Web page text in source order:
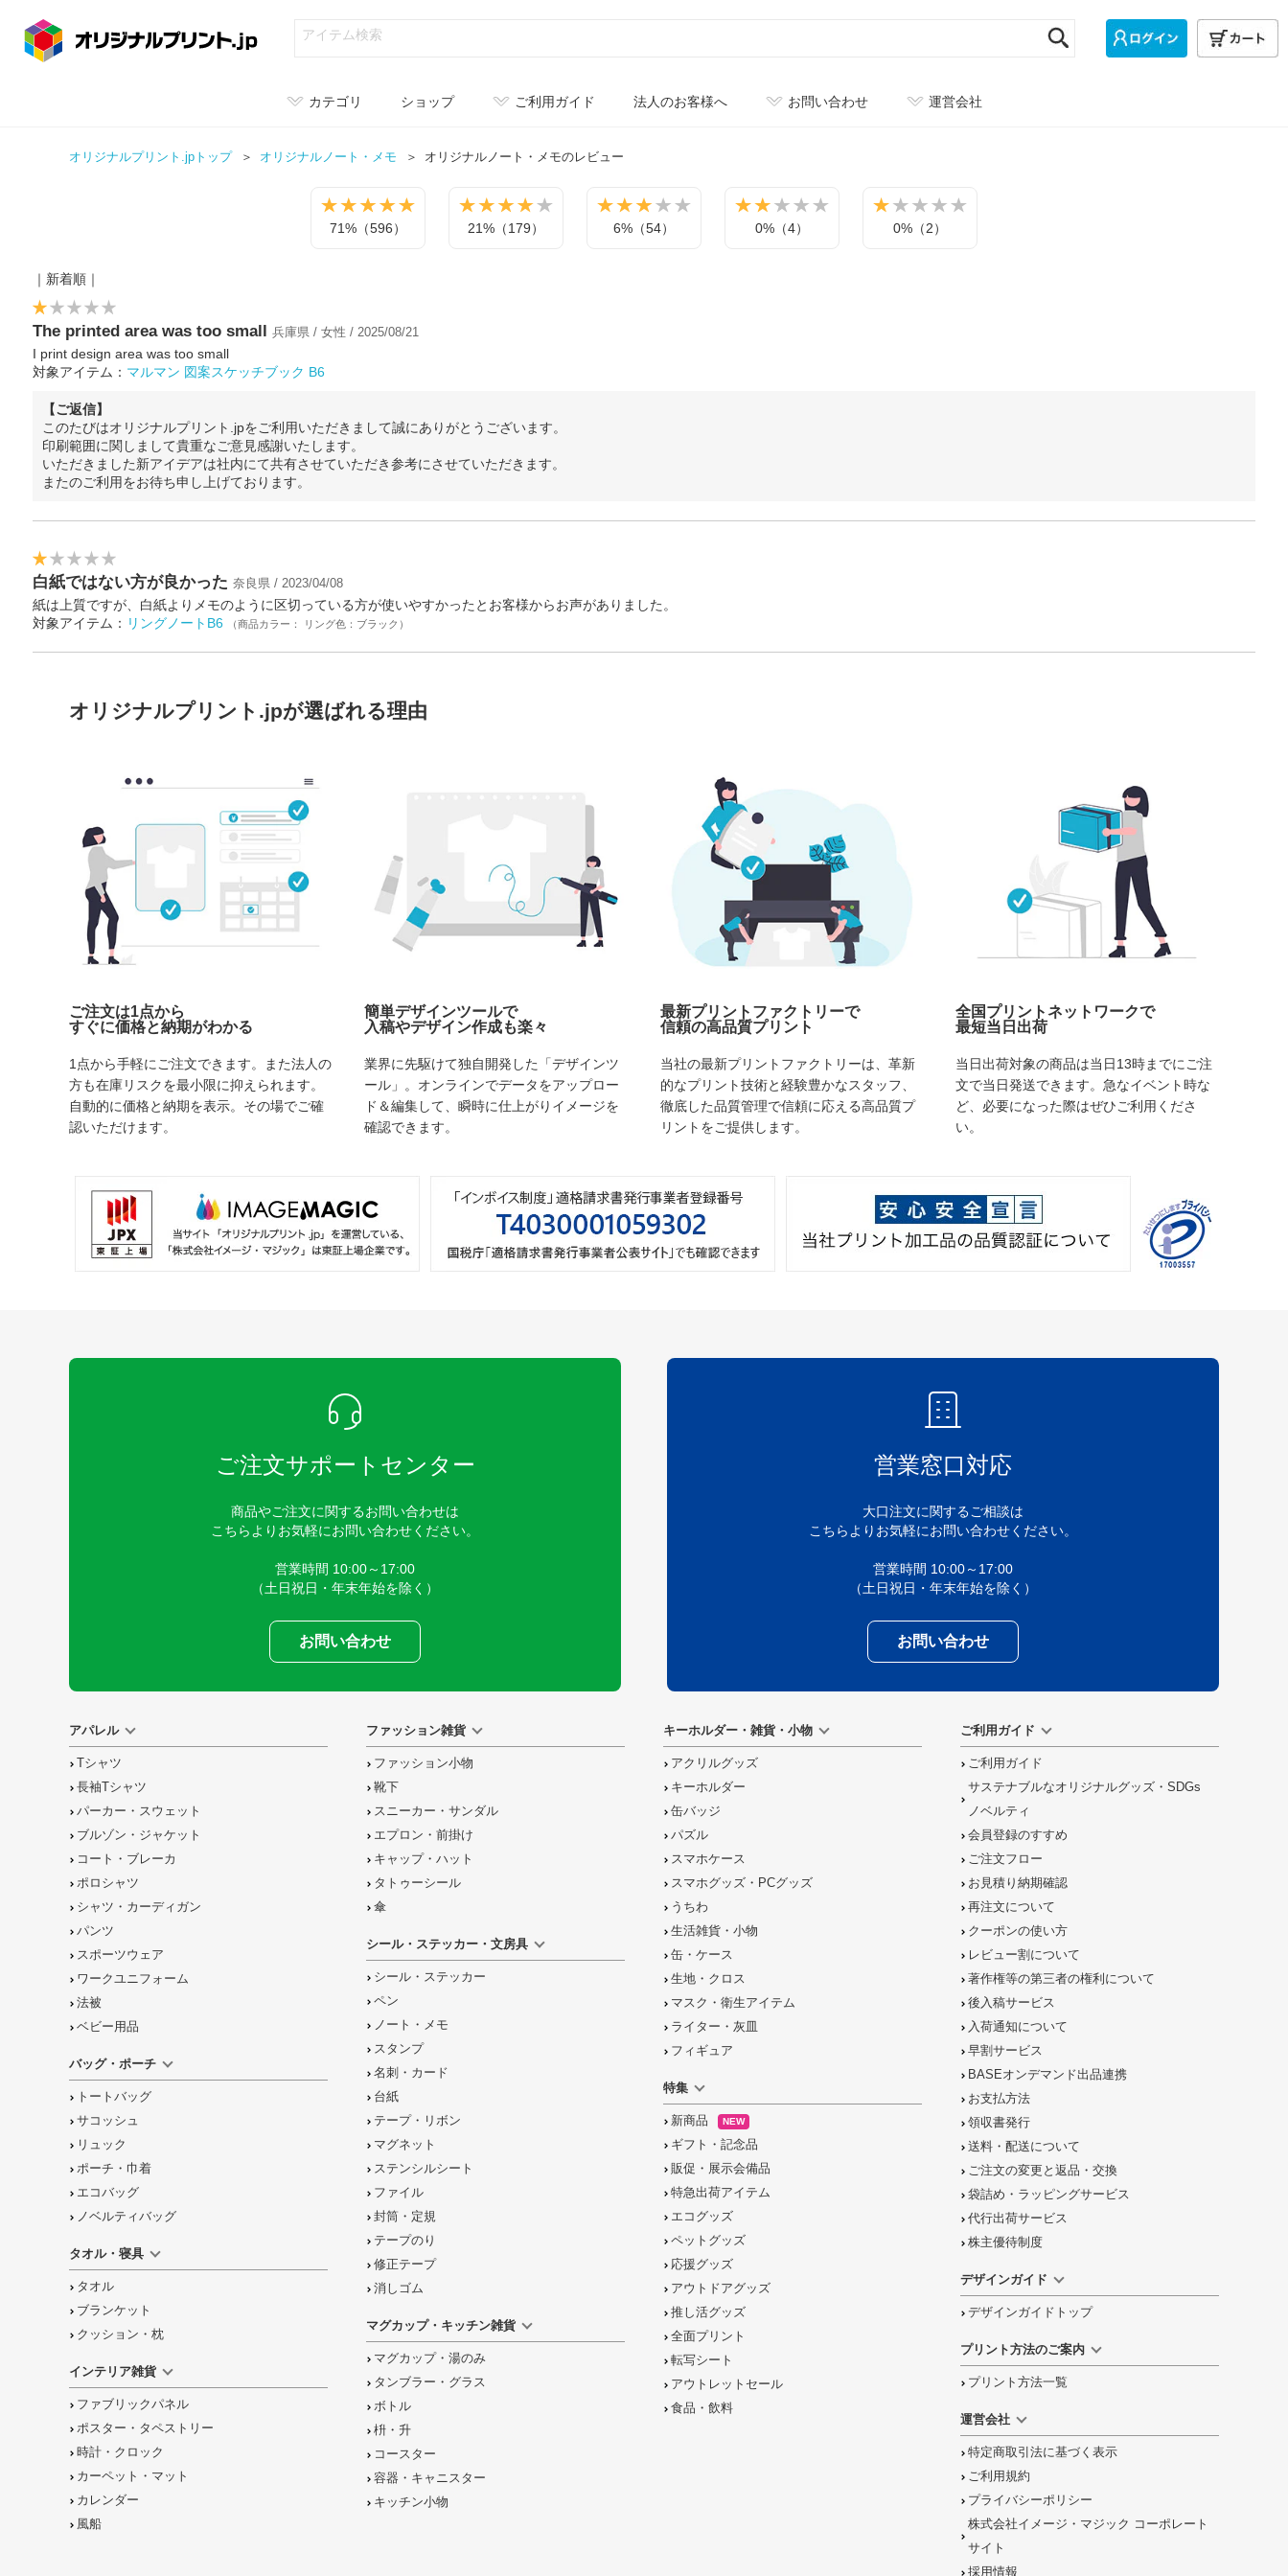
カテゴリ ショップ ご利用ガイド 法人のお客様へ お問い合わせ 運営会社
オリジナルプリント.jpトップ オリジナルノート・メモ オリジナルノート・メモのレビュー
71%（596） 21%（179） 6%（54） 0%（4） 0%（2）
｜新着順｜
The printed area was too small 兵庫県 / 女性 / 2025/08/21
I print design area was too small
対象アイテム： マルマン 図案スケッチブック B6
【ご返信】
このたびはオリジナルプリント.jpをご利用いただきまして誠にありがとうございます。
印刷範囲に関しまして貴重なご意見感謝いたします。
いただきました新アイデアは社内にて共有させていただき参考にさせていただきます。
またのご利用をお待ち申し上げております。
白紙ではない方が良かった 奈良県 / 2023/04/08
紙は上質ですが、白紙よりメモのように区切っている方が使いやすかったとお客様からお声がありました。
対象アイテム： リングノートB6 （商品カラー： リング色：ブラック）
オリジナルプリント.jpが選ばれる理由
ご注文は1点から
すぐに価格と納期がわかる
1点から手軽にご注文できます。また法人の
方も在庫リスクを最小限に抑えられます。
自動的に価格と納期を表示。その場でご確
認いただけます。
簡単デザインツールで
入稿やデザイン作成も楽々
業界に先駆けて独自開発した「デザインツ
ール」。オンラインでデータをアップロー
ド＆編集して、瞬時に仕上がりイメージを
確認できます。
最新プリントファクトリーで
信頼の高品質プリント
当社の最新プリントファクトリーは、革新
的なプリント技術と経験豊かなスタッフ、
徹底した品質管理で信頼に応える高品質プ
リントをご提供します。
全国プリントネットワークで
最短当日出荷
当日出荷対象の商品は当日13時までにご注
文で当日発送できます。急なイベント時な
ど、必要になった際はぜひご利用くださ
い。
ご注文サポートセンター
商品やご注文に関するお問い合わせは
こちらよりお気軽にお問い合わせください。
営業時間 10:00～17:00
（土日祝日・年末年始を除く）
お問い合わせ
営業窓口対応
大口注文に関するご相談は
こちらよりお気軽にお問い合わせください。
営業時間 10:00～17:00
（土日祝日・年末年始を除く）
お問い合わせ
アパレル
Tシャツ
長袖Tシャツ
パーカー・スウェット
ブルゾン・ジャケット
コート・ブレーカ
ポロシャツ
シャツ・カーディガン
パンツ
スポーツウェア
ワークユニフォーム
法被
ベビー用品
バッグ・ポーチ
トートバッグ
サコッシュ
リュック
ポーチ・巾着
エコバッグ
ノベルティバッグ
タオル・寝具
タオル
ブランケット
クッション・枕
インテリア雑貨
ファブリックパネル
ポスター・タペストリー
時計・クロック
カーペット・マット
カレンダー
風船
ファッション雑貨
ファッション小物
靴下
スニーカー・サンダル
エプロン・前掛け
キャップ・ハット
タトゥーシール
傘
シール・ステッカー・文房具
シール・ステッカー
ペン
ノート・メモ
スタンプ
名刺・カード
台紙
テープ・リボン
マグネット
ステンシルシート
ファイル
封筒・定規
テープのり
修正テープ
消しゴム
マグカップ・キッチン雑貨
マグカップ・湯のみ
タンブラー・グラス
ボトル
枡・升
コースター
容器・キャニスター
キッチン小物
キーホルダー・雑貨・小物
アクリルグッズ
キーホルダー
缶バッジ
パズル
スマホケース
スマホグッズ・PCグッズ
うちわ
生活雑貨・小物
缶・ケース
生地・クロス
マスク・衛生アイテム
ライター・灰皿
フィギュア
特集
新商品 NEW
ギフト・記念品
販促・展示会備品
特急出荷アイテム
エコグッズ
ペットグッズ
応援グッズ
アウトドアグッズ
推し活グッズ
全面プリント
転写シート
アウトレットセール
食品・飲料
ご利用ガイド
ご利用ガイド
サステナブルなオリジナルグッズ・SDGs
ノベルティ
会員登録のすすめ
ご注文フロー
お見積り納期確認
再注文について
クーポンの使い方
レビュー割について
著作権等の第三者の権利について
後入稿サービス
入荷通知について
早割サービス
BASEオンデマンド出品連携
お支払方法
領収書発行
送料・配送について
ご注文の変更と返品 ・ 交換
袋詰め・ラッピングサービス
代行出荷サービス
株主優待制度
デザインガイド
デザインガイドトップ
プリント方法のご案内
プリント方法一覧
運営会社
特定商取引法に基づく表示
ご利用規約
プライバシーポリシー
株式会社イメージ・マジック コーポレート
サイト
採用情報